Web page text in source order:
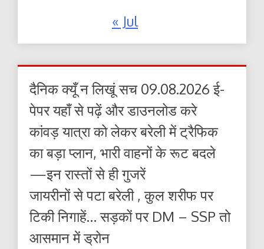
« Jul
दैनिक क्यूँ न लिखूं सच 09.08.2026 ई-
पेपर यहाँ से पढ़ें और डाउनलोड करे
कांवड़ यात्रा को लेकर बरेली में ट्रैफिक
का बड़ा प्लान, भारी वाहनों के रूट बदले
—इन रास्तों से ही गुजरें
जायरीनों से पटा बरेली , कुल शरीफ पर
टिकी निगाहें… सड़कों पर DM – SSP तो
आसमान में ड्रोन